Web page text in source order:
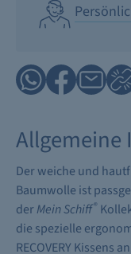
Der weiche und
Baumwolle ist
derMein Schiff®
die spezielle
RECOVERY Kissens